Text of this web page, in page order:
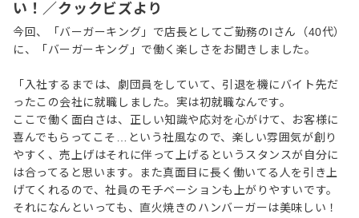
い！／クックビズより
今回、「バーガーキング」で店長としてご勤務のIさん（40代）
に、「バーガーキング」で働く楽しさをお聞きしました。
「入社するまでは、劇団員をしていて、引退を機にバイト先だ
ったこの会社に就職しました。実は初就職なんです。
ここで働く面白さは、正しい知識や応対を心がけて、お客様に
喜んでもらってこそ…という社風なので、楽しい雰囲気が創り
やすく、売上げはそれに伴って上げるというスタンスが自分に
は合ってると思います。また真面目に長く働いてる人を引き上
げてくれるので、社員のモチベーションも上がりやすいです。
それになんといっても、直火焼きのハンバーガーは美味しい！